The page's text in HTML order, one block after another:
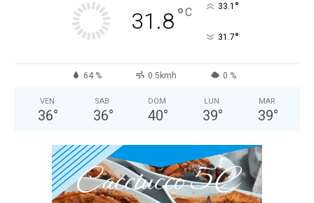
31.8°C 33.1 °
31.7°
64 % 0.5kmh 0 %
VEN
36°
SAB
36°
DOM
40°
LUN
39°
MAR
39°